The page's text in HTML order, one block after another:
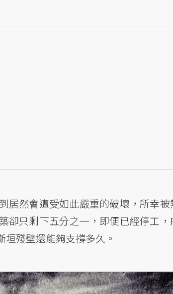
居然會遭受如此嚴重的破壞，所幸被
卻只剩下五分之一，即便已經停工，
殘壁還能夠支撐多久。